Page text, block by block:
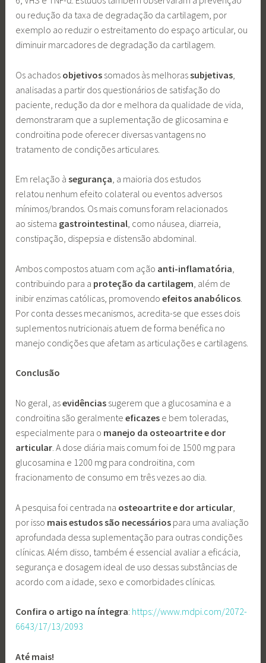
ou redução da taxa de degradação da cartilagem, por
exemplo ao reduzir o estreitamento do espaço articular, ou
diminuir marcadores de degradação da cartilagem.
Os achados objetivos somados às melhorassubjetivas
analisadas a partir dos questionários de satisfação do
paciente, redução da dor e melhora da qualidade de vida,
demonstraram que a suplementação de glicosamina e
condroitina pode oferecer diversas vantagens no
tratamento de condições articulares.
Em relação àsegurança, a maioria dos estudos
relatou nenhum efeito colateral ou eventos adversos
mínimos/brandos. Os mais comuns foram relacionados
ao sistema gastrointestinal, como náusea, diarreia,
constipação, dispepsia e distensão abdominal.
Ambos compostos atuam com ação anti-inflamatória
contribuindo para a proteção da cartilagem , além de
inibir enzimas católicas, promovendo efeitos anabólicos
Por conta desses mecanismos, acredita-se que esses dois
suplementos nutricionais atuem de forma benéfica no
manejo condições que afetam as articulações e cartilagens.
Conclusão
No geral, asevidências sugerem que a glucosamina e a
condroitina são geralmenteeficazes e bem toleradas,
especialmente para o manejo da osteoartrite e dor
articular . A dose diária mais comum foi de 1500 mg para
glucosamina e 1200 mg para condroitina, com
fracionamento de consumo em três vezes ao dia.
A pesquisa foi centrada na osteoartrite e dor articular
por isso mais estudos são necessários para uma avaliação
aprofundada dessa suplementação para outras condições
clínicas. Além disso, também é essencial avaliar a eficácia,
segurança e dosagem ideal de uso dessas substâncias de
acordo com a idade, sexo e comorbidades clínicas.
Confira o artigo na íntegra: https://www.mdpi.com/2072-
6643/17/13/2093
Até mais!